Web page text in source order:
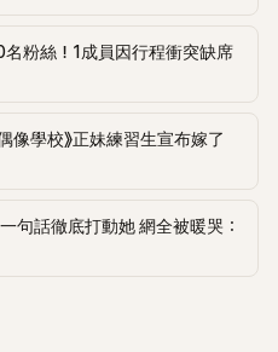
名粉絲！1成員因行程衝突缺席
像學校》正妹練習生宣布嫁了
句話徹底打動她 網全被暖哭：